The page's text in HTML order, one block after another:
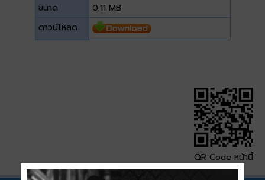
ขนาด
0.11 MB
ดาวน์โหลด
QR Code หน้านี้